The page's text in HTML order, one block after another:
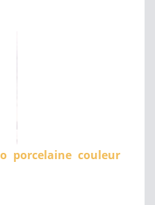
porcelaine couleur